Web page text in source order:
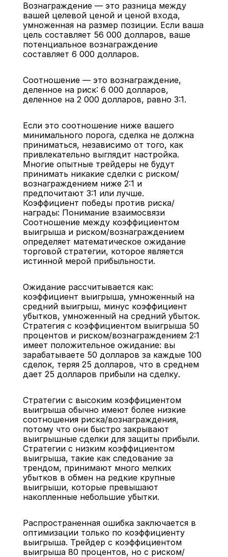
Вознаграждение — это разница между
вашей целевой ценой и ценой входа,
умноженная на размер позиции. Если ваша
цель составляет 56 000 долларов, ваше
потенциальное вознаграждение
составляет 6 000 долларов.
Соотношение — это вознаграждение,
деленное на риск: 6 000 долларов,
деленное на 2 000 долларов, равно 3:1.
Если это соотношение ниже вашего
минимального порога, сделка не должна
приниматься, независимо от того, как
привлекательно выглядит настройка.
Многие опытные трейдеры не будут
принимать никакие сделки с риском/
вознаграждением ниже 2:1 и
предпочитают 3:1 или лучше.
Коэффициент победы против риска/
награды: Понимание взаимосвязи
Соотношение между коэффициентом
выигрыша и риском/вознаграждением
определяет математическое ожидание
торговой стратегии, которое является
истинной мерой прибыльности.
Ожидание рассчитывается как:
коэффициент выигрыша, умноженный на
средний выигрыш, минус коэффициент
убытков, умноженный на средний убыток.
Стратегия с коэффициентом выигрыша 50
процентов и риском/вознаграждением 2:1
имеет положительное ожидание: вы
зарабатываете 50 долларов за каждые 100
сделок, теряя 25 долларов, что в среднем
дает 25 долларов прибыли на сделку.
Стратегии с высоким коэффициентом
выигрыша обычно имеют более низкие
соотношения риска/вознаграждения,
потому что они быстро закрывают
выигрышные сделки для защиты прибыли.
Стратегии с низким коэффициентом
выигрыша, такие как следование за
трендом, принимают много мелких
убытков в обмен на редкие крупные
выигрыши, которые превышают
накопленные небольшие убытки.
Распространенная ошибка заключается в
оптимизации только по коэффициенту
выигрыша. Трейдер с коэффициентом
выигрыша 80 процентов, но с риском/